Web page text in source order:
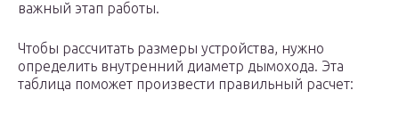
важный этап работы.
Чтобы рассчитать размеры устройства, нужно
определить внутренний диаметр дымохода. Эта
таблица поможет произвести правильный расчет: